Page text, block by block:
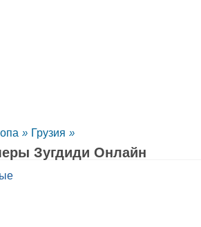
» Грузия »
Зугдиди Oнлайн